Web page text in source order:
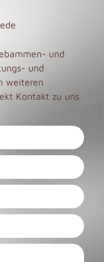
und
und
weiteren
Kontakt zu uns